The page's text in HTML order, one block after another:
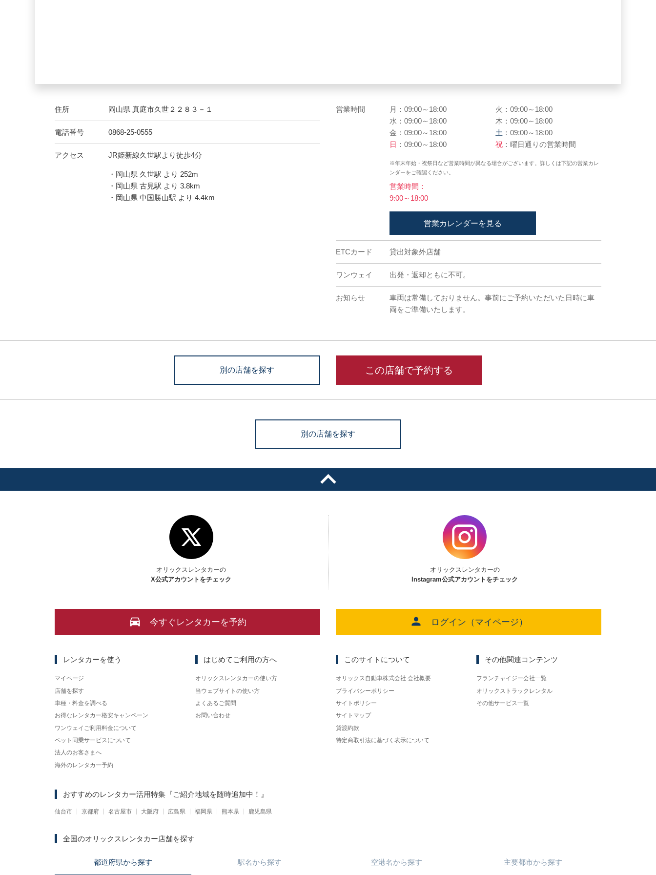
住所 岡山県 真庭市久世２２８３－１
電話番号 0868-25-0555
アクセス JR姫新線久世駅より徒歩4分
・岡山県 久世駅 より 252m
・岡山県 古見駅 より 3.8km
・岡山県 中国勝山駅 より 4.4km
営業時間 月：09:00～18:00
火：09:00～18:00
水：09:00～18:00
木：09:00～18:00
金：09:00～18:00
土 ：09:00～18:00
日 ：09:00～18:00 祝 ：曜日通りの営業時間
※年末年始・祝祭日など営業時間が異なる場合がございます。詳しくは下記の営業カレ
ンダーをご確認ください。
営業時間：
9:00～18:00
営業カレンダーを見る
ETCカード 貸出対象外店舗
ワンウェイ 出発・返却ともに不可。
お知らせ
車両は常備しておりません。事前にご予約いただいた日時に車
両をご準備いたします。
別の店舗を探す この店舗で予約する
別の店舗を探す
オリックスレンタカーの
X公式アカウントをチェック
オリックスレンタカーの
Instagram公式アカウントをチェック
今すぐレンタカーを予約 ログイン（マイページ）
レンタカーを使う
マイページ
店舗を探す
車種・料金を調べる
お得なレンタカー格安キャンペーン
ワンウェイご利用料金について
ペット同乗サービスについて
法人のお客さまへ
海外のレンタカー予約
はじめてご利用の方へ
オリックスレンタカーの使い方
当ウェブサイトの使い方
よくあるご質問
お問い合わせ
このサイトについて
オリックス自動車株式会社 会社概要
プライバシーポリシー
サイトポリシー
サイトマップ
貸渡約款
特定商取引法に基づく表示について
その他関連コンテンツ
フランチャイジー会社一覧
オリックストラックレンタル
その他サービス一覧
おすすめのレンタカー活用特集 『ご紹介地域を随時追加中！』
仙台市 京都府 名古屋市 大阪府 広島県 福岡県 熊本県 鹿児島県
全国のオリックスレンタカー店舗を探す
都道府県から探す 駅名から探す 空港名から探す 主要都市から探す